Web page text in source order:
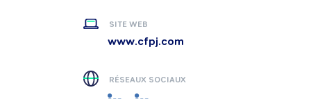
SITE WEB
www.cfpj.com
RÉSEAUX SOCIAUX